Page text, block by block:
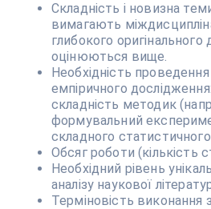
Складність і новизна
вимагають
глибокого
оцінюються вище.
Необхідність проведення
емпіричного
складність методик
формувальний
складного
Обсяг роботи (кількість
Необхідний рівень
аналізу наукової
Терміновість виконання